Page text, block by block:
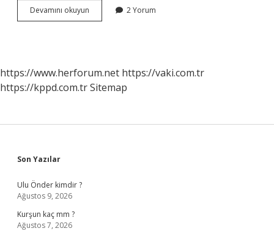
Devamını okuyun
Kızı
2 Yorum
https://www.herforum.net https://vaki.com.tr
https://kppd.com.trSitemap
Sidebar
Son Yazılar
Ulu Önder kimdir ?
Ağustos 9, 2026
Kurşun kaç mm ?
Ağustos 7, 2026